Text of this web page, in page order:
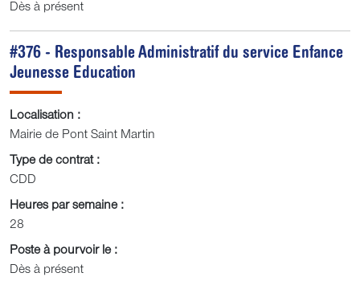
Dès à présent
#376 - Responsable Administratif du service Enfance
Jeunesse Education
Localisation :
Mairie de Pont Saint Martin
Type de contrat :
CDD
Heures par semaine :
28
Poste à pourvoir le :
Dès à présent